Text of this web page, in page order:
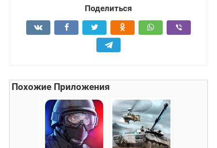
Поделиться
Похожие Приложения